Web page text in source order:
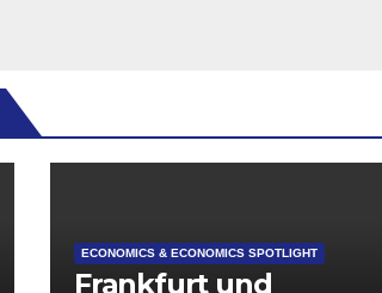
ECONOMICS & ECONOMICS SPOTLIGHT
Frankfurt und